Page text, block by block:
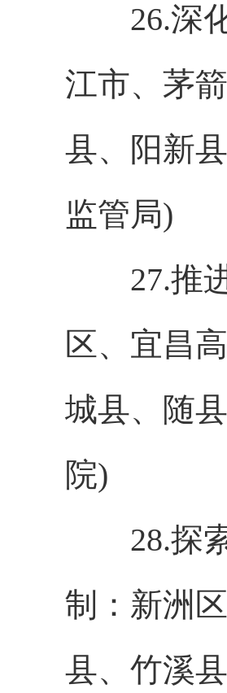
26.深化
江市、茅
县、阳新
监管局)
27.推进
区、宜昌
城县、随
院)
28.探索
制：新洲
县、竹溪县